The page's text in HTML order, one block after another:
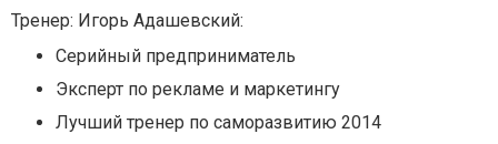
Тренер: Игорь Адашевский:
Серийный предприниматель
Эксперт по рекламе и маркетингу
Лучший тренер по саморазвитию 2014